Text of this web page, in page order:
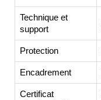
Technique et
support
Protection
Encadrement
Certificat